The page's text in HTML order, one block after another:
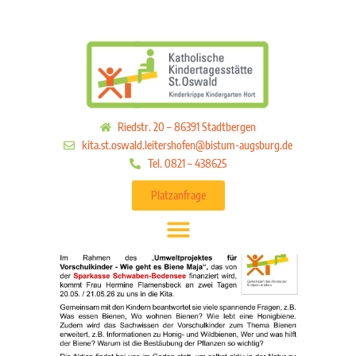
Riedstr. 20 – 86391 Stadtbergen
kita.st.oswald.leitershofen@bistum-augsburg.de
Tel. 0821 – 438625
Platzanfrage